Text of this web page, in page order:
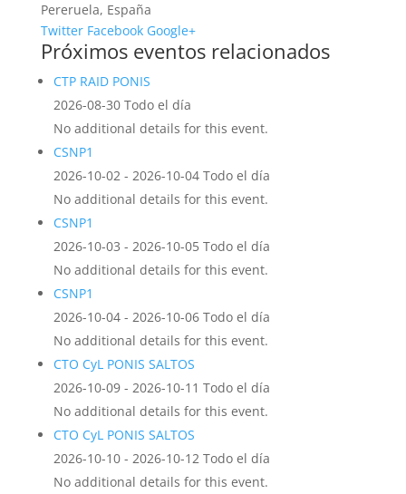
Pereruela, España
Twitter Facebook Google+
Próximos eventos relacionados
CTP RAID PONIS
2026-08-30 Todo el día
No additional details for this event.
CSNP1
2026-10-02 - 2026-10-04 Todo el día
No additional details for this event.
CSNP1
2026-10-03 - 2026-10-05 Todo el día
No additional details for this event.
CSNP1
2026-10-04 - 2026-10-06 Todo el día
No additional details for this event.
CTO CyL PONIS SALTOS
2026-10-09 - 2026-10-11 Todo el día
No additional details for this event.
CTO CyL PONIS SALTOS
2026-10-10 - 2026-10-12 Todo el día
No additional details for this event.